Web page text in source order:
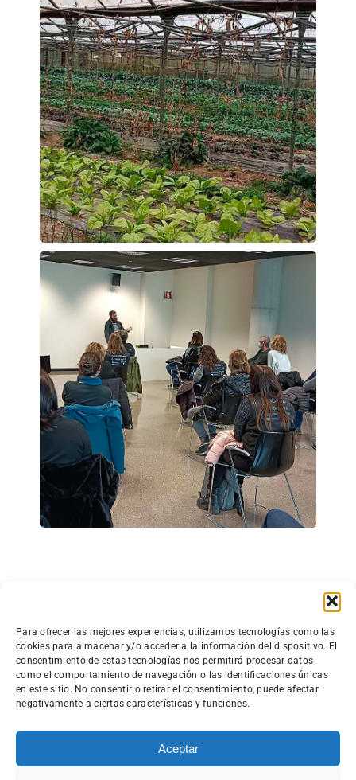
Para ofrecer las mejores experiencias, utilizamos tecnologías como las
cookies para almacenar y/o acceder a la información del dispositivo. El
consentimiento de estas tecnologías nos permitirá procesar datos
como el comportamiento de navegación o las identificaciones únicas
en este sitio. No consentir o retirar el consentimiento, puede afectar
negativamente a ciertas características y funciones.
Aceptar
Granja Modelo s/n.
01192 Arkaute (Araba)
945 410 309·mendinet@mendinet.eus